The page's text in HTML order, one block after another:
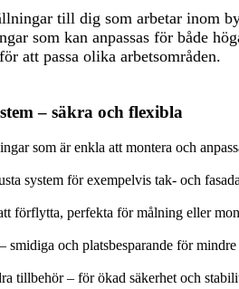
till dig som arbetar inom
som kan anpassas för både
att passa olika arbetsområden.
– säkra och flexibla
som är enkla att montera och
system för exempelvis tak- och
förflytta, perfekta för målning eller
smidiga och platsbesparande för
tillbehör – för ökad säkerhet och